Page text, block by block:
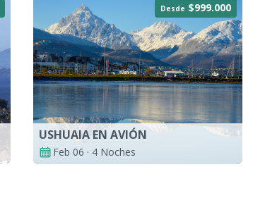
Desde $999.000
USHUAIA EN AVIÓN
Feb 06 · 4 Noches